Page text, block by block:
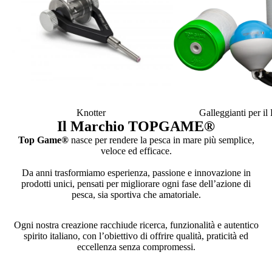
Knotter Galleggianti per il
Il Marchio TOPGAME®
Top Game®nasce per rendere la pesca in mare più semplice,
veloce ed efficace.
Da anni trasformiamo esperienza, passione e innovazione in
prodotti unici, pensati per migliorare ogni fase dell’azione di
pesca, sia sportiva che amatoriale.
Ogni nostra creazione racchiude ricerca, funzionalità e autentico
spirito italiano, con l’obiettivo di offrire qualità, praticità ed
eccellenza senza compromessi.